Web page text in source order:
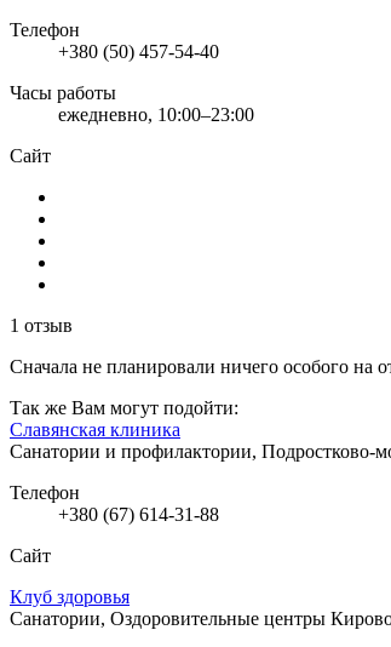
Телефон
+380 (50) 457-54-40
Часы работы
ежедневно, 10:00–23:00
Сайт
1 отзыв
Сначала не планировали ничего особого на
Так же Вам могут подойти:
Славянская клиника
Санатории и профилактории, Подростково-
Телефон
+380 (67) 614-31-88
Сайт
Клуб здоровья
Санатории, Оздоровительные центры